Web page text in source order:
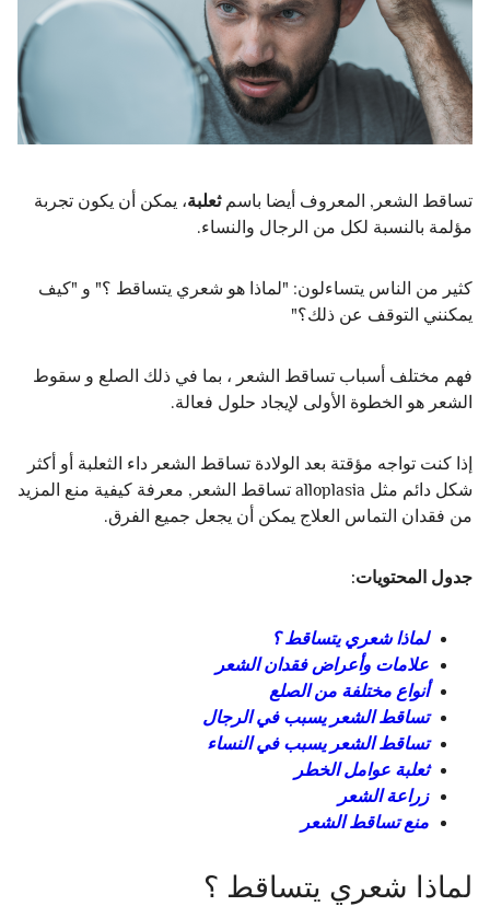
تساقط الشعر, المعروف أيضا باسمثعلبة، يمكن أن يكون تجربة
مؤلمة بالنسبة لكل من الرجال والنساء.
كثير من الناس يتساءلون: "لماذا هو شعري يتساقط ؟" و "كيف
يمكنني التوقف عن ذلك؟"
فهم مختلف أسباب تساقط الشعر ، بما في ذلك الصلع و سقوط
الشعر هو الخطوة الأولى لإيجاد حلول فعالة.
إذا كنت تواجه مؤقتة بعد الولادة تساقط الشعر داء الثعلبة أو أكثر
شكل دائم مثل alloplasia تساقط الشعر, معرفة كيفية منع المزيد
من فقدان التماس العلاج يمكن أن يجعل جميع الفرق.
جدول المحتويات:
لماذا شعري يتساقط ؟
علامات وأعراض فقدان الشعر
أنواع مختلفة من الصلع
تساقط الشعر يسبب في الرجال
تساقط الشعر يسبب في النساء
ثعلبة عوامل الخطر
زراعة الشعر
منع تساقط الشعر
لماذا شعري يتساقط ؟